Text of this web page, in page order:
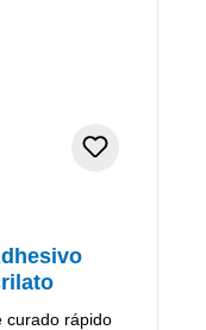
curado rápido